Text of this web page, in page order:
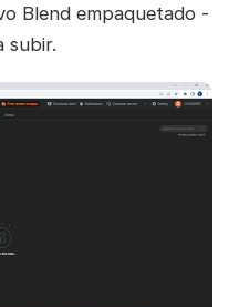
Blend empaquetado -
subir.